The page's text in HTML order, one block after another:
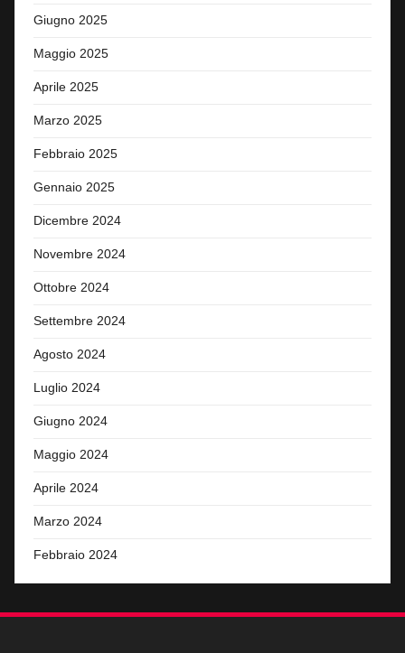
Giugno 2025
Maggio 2025
Aprile 2025
Marzo 2025
Febbraio 2025
Gennaio 2025
Dicembre 2024
Novembre 2024
Ottobre 2024
Settembre 2024
Agosto 2024
Luglio 2024
Giugno 2024
Maggio 2024
Aprile 2024
Marzo 2024
Febbraio 2024